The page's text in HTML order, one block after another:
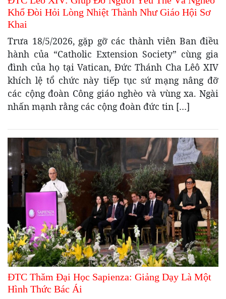
Khổ Đòi Hỏi Lòng Nhiệt Thành Như Giáo Hội Sơ
Khai
Trưa 18/5/2026, gặp gỡ các thành viên Ban điều
hành của “Catholic Extension Society” cùng gia
đình của họ tại Vatican, Đức Thánh Cha Lêô XIV
khích lệ tổ chức này tiếp tục sứ mạng nâng đỡ
các cộng đoàn Công giáo nghèo và vùng xa. Ngài
nhấn mạnh rằng các cộng đoàn đức tin […]
ĐTC Thăm Đại Học Sapienza: Giảng Dạy Là Một
Hình Thức Bác Ái